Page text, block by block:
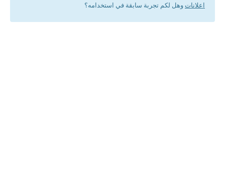
اعلانات وهل لكم تجربة سابقة في استخدامه؟